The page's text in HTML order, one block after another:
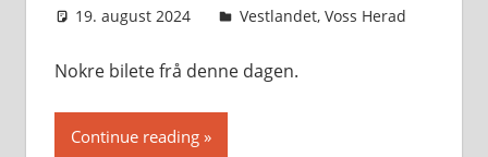
19. august 2024 Svein
Vestlandet, Voss Herad
Nokre bilete frå denne dagen.
Continue reading